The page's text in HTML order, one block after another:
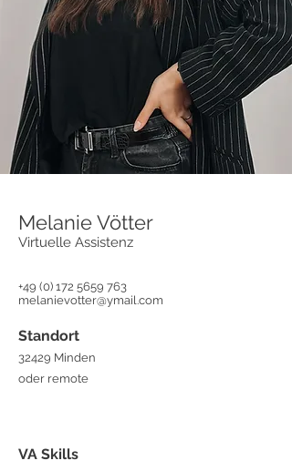
Melanie Vötter
Virtuelle Assistenz
+49 (0) 172 5659 763
melanievotter@ymail.com
Standort
32429 Minden
oder remote
VA Skills